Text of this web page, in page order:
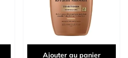
Ajouter au panier